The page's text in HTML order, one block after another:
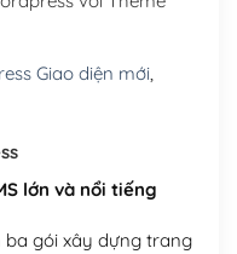
Giao diện mới,
lớn và nổi tiếng
ba gói xây dựng trang